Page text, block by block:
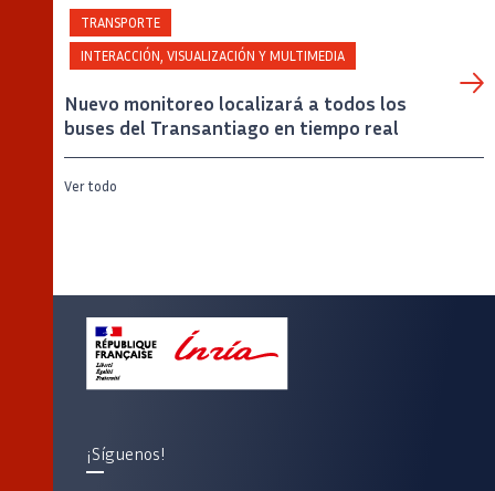
TRANSPORTE
INTERACCIÓN, VISUALIZACIÓN Y MULTIMEDIA
Nuevo monitoreo localizará a todos los
buses del Transantiago en tiempo real
Ver todo
¡Síguenos!